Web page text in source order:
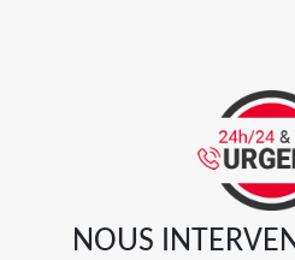
NOUS